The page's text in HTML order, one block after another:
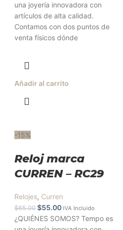
una joyería innovadora con
artículos de alta calidad.
Contamos con dos puntos de
venta físicos dónde
Añadir al carrito
-15%
Reloj marca
CURREN – RC29
Relojes, Curren
$65.00 $55.00 IVA Incluido
¿QUIÉNES SOMOS? Tempo es